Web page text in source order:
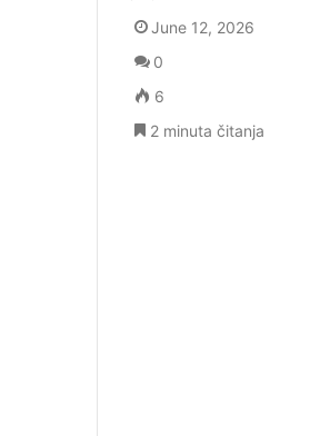
June 12, 2026
0
6
2 minuta čitanja